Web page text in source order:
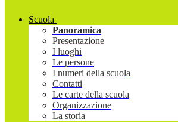
Scuola
Panoramica
Presentazione
I luoghi
Le persone
I numeri della scuola
Contatti
Le carte della scuola
Organizzazione
La storia